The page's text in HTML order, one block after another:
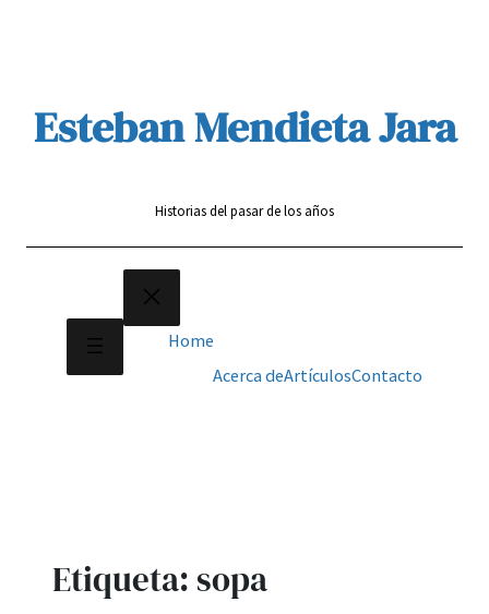
Esteban Mendieta Jara
Historias del pasar de los años
Home
Acerca deArtículosContacto
Etiqueta: sopa